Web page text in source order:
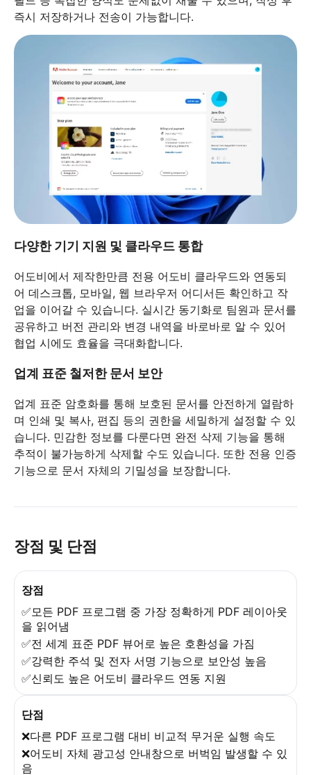
즉시 저장하거나 전송이 가능합니다.
다양한 기기 지원 및 클라우드 통합
어도비에서 제작한만큼 전용 어도비 클라우드와 연동되
어 데스크톱, 모바일, 웹 브라우저 어디서든 확인하고 작
업을 이어갈 수 있습니다. 실시간 동기화로 팀원과 문서를
공유하고 버전 관리와 변경 내역을 바로바로 알 수 있어
협업 시에도 효율을 극대화합니다.
업계 표준 철저한 문서 보안
업계 표준 암호화를 통해 보호된 문서를 안전하게 열람하
며 인쇄 및 복사, 편집 등의 권한을 세밀하게 설정할 수 있
습니다. 민감한 정보를 다룬다면 완전 삭제 기능을 통해
추적이 불가능하게 삭제할 수도 있습니다. 또한 전용 인증
기능으로 문서 자체의 기밀성을 보장합니다.
장점 및 단점
장점
✅모든 PDF 프로그램 중 가장 정확하게 PDF 레이아웃
을 읽어냄
✅전 세계 표준 PDF 뷰어로 높은 호환성을 가짐
✅강력한 주석 및 전자 서명 기능으로 보안성 높음
✅신뢰도 높은 어도비 클라우드 연동 지원
단점
❌다른 PDF 프로그램 대비 비교적 무거운 실행 속도
❌어도비 자체 광고성 안내창으로 버벅임 발생할 수 있
음